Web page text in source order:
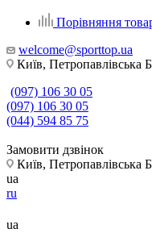
Порівняння
welcome@sporttop.ua
Київ, Петропавлівська
(097) 106 30 05
(097) 106 30 05
(044) 594 85 75
Замовити дзвінок
Київ, Петропавлівська
ua
ru
ua